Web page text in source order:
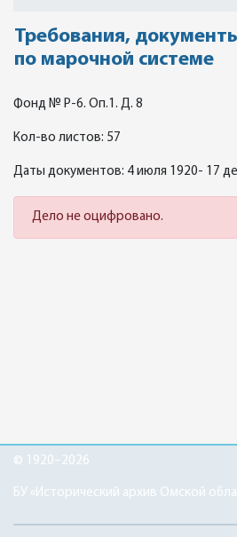
Требования,
по марочной системе
Фонд № Р-6. Оп.1. Д. 8
Кол-во листов: 57
Даты документов: 4 июля 1920- 17
Дело не оцифровано.
© 1920–2026
БУ «Исторический архив Омской